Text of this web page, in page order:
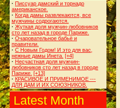
· Писсуар дамский и торнадо
американское.
· Когда дамы развлекаются, все
мужчины содрогаются.
· Жуткая доля мужчин-любовников
сто лет назад в городе Париже.
· Очаровательное бабьё и
правители.
· С Новым Годом! И это для вас,
нежные дамы Инета. [+4]
· Несчастная доля мужчин-
любовников сто лет назад в городе
Париже. [+13]
· КРАСИВОЕ И ПРИМЕНИМОЕ ---
ДЛЯ ДАМ И ИХ СОЮЗНИКОВ.
Latest Month